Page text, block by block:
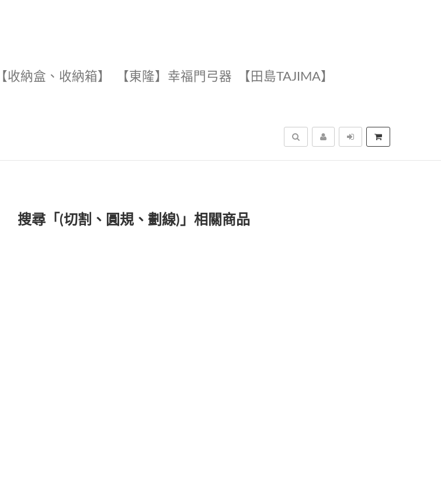
【收納盒、收納箱】 【東隆】幸福門弓器 【田島TAJIMA】
搜尋
搜尋「(切割、圓規、劃線)」相關商品